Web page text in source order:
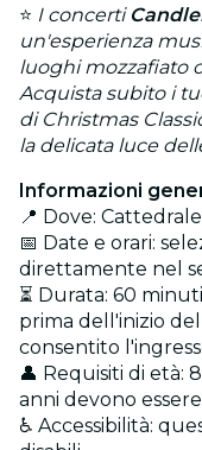
⭐ I concerti
un'esperienza
luoghi mozzafiato
Acquista subito i
di Christmas
la delicata luce
Informazioni
📍 Dove:
📅 Date e orari:
direttamente nel
⏳ Durata: 60
prima dell'inizio
consentito
👤 Requisiti di età:
anni devono
♿ Accessibilità: